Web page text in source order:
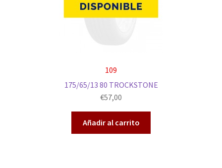
109
175/65/13 80 TROCKSTONE
€57,00
Añadir al carrito